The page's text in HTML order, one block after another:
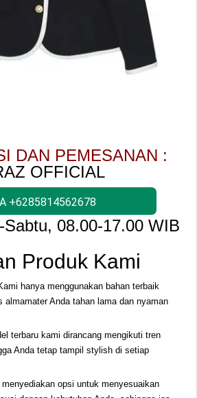
DAN PEMESANAN :
OFFICIAL
+6285814562678
Sabtu, 08.00-17.00 WIB
Produk Kami
hanya menggunakan bahan terbaik
almamater Anda tahan lama dan nyaman
terbaru kami dirancang mengikuti tren
Anda tetap tampil stylish di setiap
opsi untuk menyesuaikan